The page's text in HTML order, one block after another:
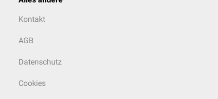
Kontakt
AGB
Datenschutz
Cookies